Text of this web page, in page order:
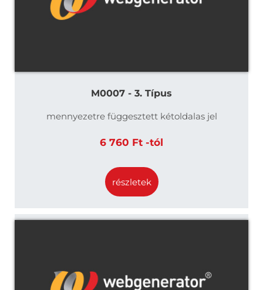
M0007 - 3. Típus
mennyezetre függesztett kétoldalas jel
6 760 Ft -tól
részletek